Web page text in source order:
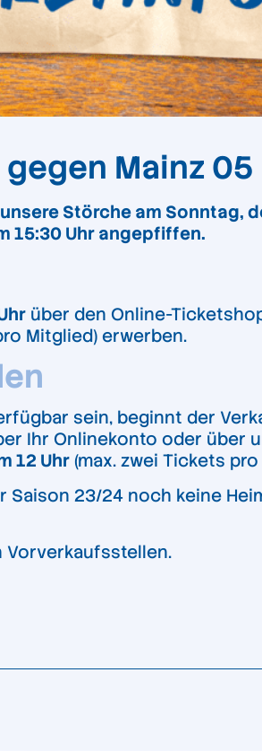
Mainz 05
Störche am Sonntag,
15:30 Uhr angepfiffen.
über den Online-
Mitglied) erwerben.
sein, beginnt der
Ihr Onlinekonto oder über
12 Uhr (max. zwei Tickets pro
23/24 noch keine
Vorverkaufsstellen.